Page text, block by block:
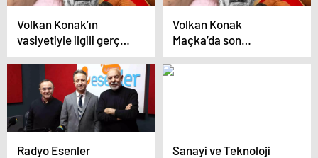
Volkan Konak’ın
vasiyetiyle ilgili gerçeği
köy muhtarı açıkladı!
Meğer 3 ay önce köye
gidip…
Volkan Konak
Maçka’da son
yolculuğuna böyle
uğurlandı!
Radyo Esenler
Sanayi ve Teknoloji